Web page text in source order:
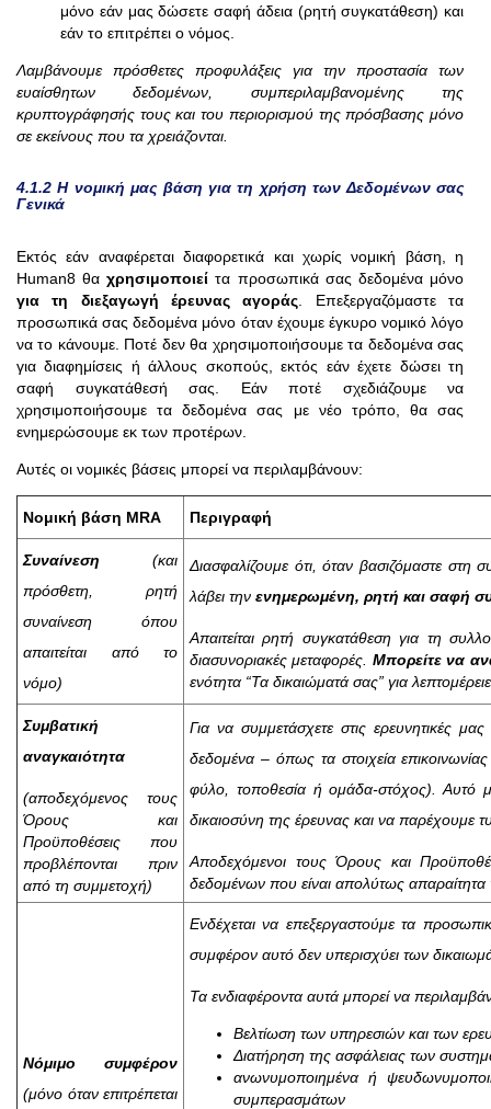
μόνο εάν μας δώσετε σαφή άδεια (ρητή συγκατάθεση) και
εάν το επιτρέπει ο νόμος.
Λαμβάνουμε πρόσθετες προφυλάξεις για την προστασία των
ευαίσθητων δεδομένων, συμπεριλαμβανομένης της
κρυπτογράφησής τους και του περιορισμού της πρόσβασης μόνο
σε εκείνους που τα χρειάζονται.
4.1.2 Η νομική μας βάση για τη χρήση των Δεδομένων σας
Γενικά
Εκτός εάν αναφέρεται διαφορετικά και χωρίς νομική βάση, η
Human8 θαχρησιμοποιείτα προσωπικά σας δεδομένα μόνο
για τη διεξαγωγή έρευνας αγοράς . Επεξεργαζόμαστε τα
προσωπικά σας δεδομένα μόνο όταν έχουμε έγκυρο νομικό λόγο
να το κάνουμε. Ποτέ δεν θα χρησιμοποιήσουμε τα δεδομένα σας
για διαφημίσεις ή άλλους σκοπούς, εκτός εάν έχετε δώσει τη
σαφή συγκατάθεσή σας. Εάν ποτέ σχεδιάζουμε να
χρησιμοποιήσουμε τα δεδομένα σας με νέο τρόπο, θα σας
ενημερώσουμε εκ των προτέρων.
Αυτές οι νομικές βάσεις μπορεί να περιλαμβάνουν:
Νομική βάση MRA Περιγραφή
Συναίνεση (και
πρόσθετη, ρητή
συναίνεση όπου
απαιτείται από το
νόμο)
Διασφαλίζουμε ότι, όταν βασιζόμαστε
λάβει την ενημερωμένη, ρητή και σαφή
Απαιτείται ρητή συγκατάθεση για τη
διασυνοριακές μεταφορές. Μπορείτε να
ενότητα “Τα δικαιώματά σας” για
Συμβατική
αναγκαιότητα
(αποδεχόμενος τους
Όρους και
Προϋποθέσεις που
προβλέπονται πριν
από τη συμμετοχή)
Για να συμμετάσχετε στις ερευνητικές
δεδομένα – όπως τα στοιχεία
φύλο, τοποθεσία ή ομάδα-στόχος). Αυτό
δικαιοσύνη της έρευνας και να
Αποδεχόμενοι τους Όρους και
δεδομένων που είναι απολύτως
Νόμιμο συμφέρον
(μόνο όταν επιτρέπεται
Ενδέχεται να επεξεργαστούμε τα
συμφέρον αυτό δεν υπερισχύει των
Τα ενδιαφέροντα αυτά μπορεί να
Βελτίωση των υπηρεσιών και των
Διατήρηση της ασφάλειας των
ανωνυμοποιημένα ή
συμπερασμάτων